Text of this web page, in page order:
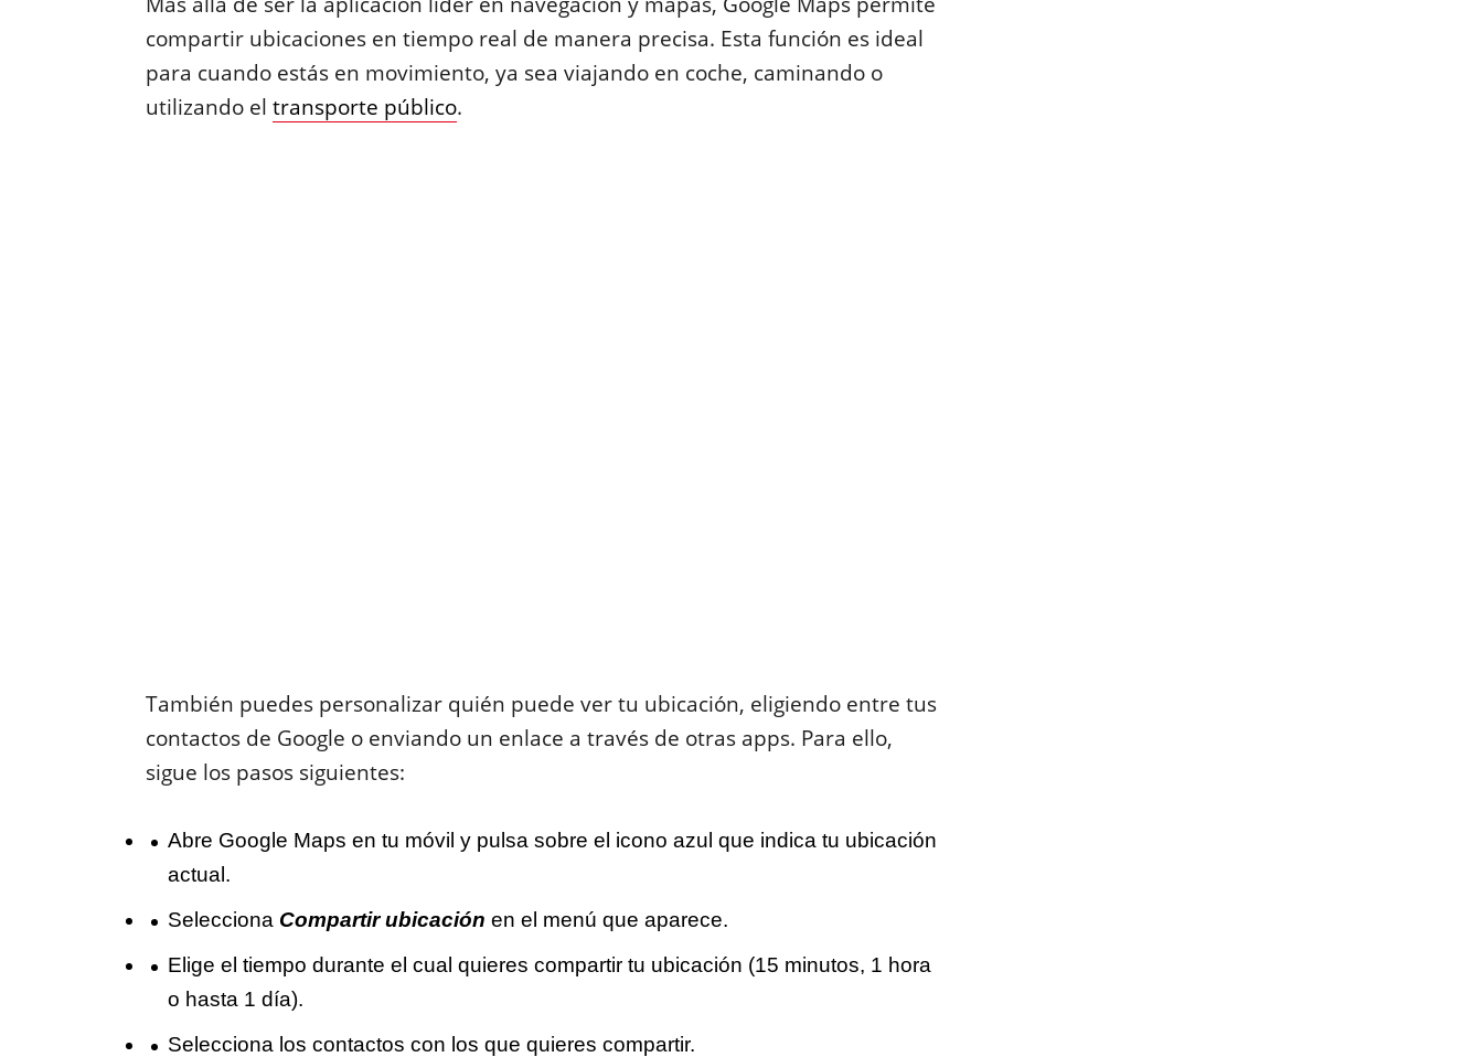
compartir ubicaciones en tiempo real de manera precisa. Esta función es ideal
para cuando estás en movimiento, ya sea viajando en coche, caminando o
utilizando el transporte público.
También puedes personalizar quién puede ver tu ubicación, eligiendo entre tus
contactos de Google o enviando un enlace a través de otras apps. Para ello,
sigue los pasos siguientes:
Abre Google Maps en tu móvil y pulsa sobre el icono azul que indica tu ubicación
actual.
Selecciona Compartir ubicación en el menú que aparece.
Elige el tiempo durante el cual quieres compartir tu ubicación (15 minutos, 1 hora
o hasta 1 día).
Selecciona los contactos con los que quieres compartir.